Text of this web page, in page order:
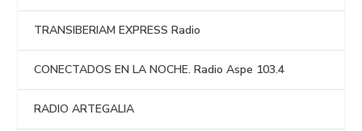
TRANSIBERIAM EXPRESS Radio
CONECTADOS EN LA NOCHE. Radio Aspe 103.4
RADIO ARTEGALIA